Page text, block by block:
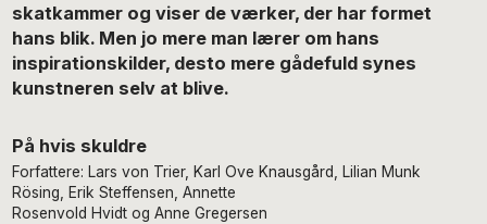
skatkammer og viser de værker, der har formet
hans blik. Men jo mere man lærer om hans
inspirationskilder, desto mere gådefuld synes
kunstneren selv at blive.
På hvis skuldre
Forfattere: Lars von Trier, Karl Ove Knausgård, Lilian Munk
Rösing, Erik Steffensen, Annette
Rosenvold Hvidt og Anne Gregersen